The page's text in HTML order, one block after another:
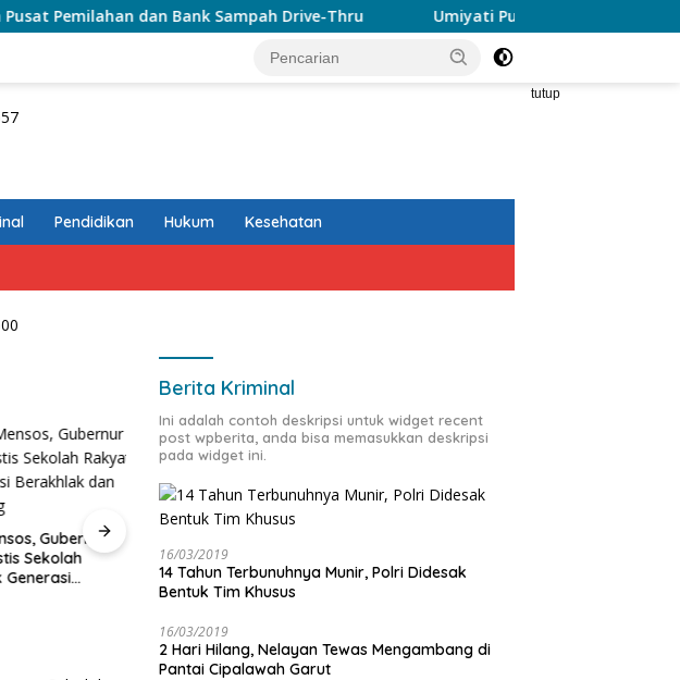
dan Bank Sampah Drive-Thru Umiyati Puji KONI Makassar Pastikan Atlet
tutup
Pendidikan Hukum Kesehatan
Gubernur
Sekolah
Silaturahmi Rektor UNM dan
Rektor UNY Perkuat Kolaborasi
Riset, Komitmen Pencegahan
Pengembangan Institusi
Berita Kriminal
Ini adalah contoh deskripsi untuk widget recent
post wpberita, anda bisa memasukkan deskripsi
pada widget ini.
16/03/2019
14 Tahun Terbunuhnya Munir, Polri Didesak
Bentuk Tim Khusus
16/03/2019
2 Hari Hilang, Nelayan Tewas Mengambang di
Pantai Cipalawah Garut